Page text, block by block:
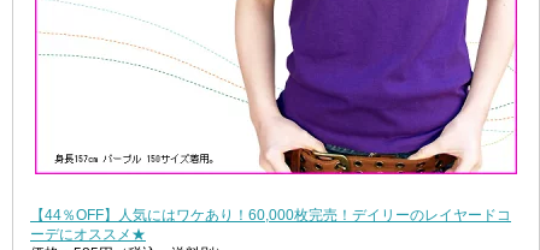
【44％OFF】人気にはワケあり！60,000枚完売！デイリーのレイヤードコ
ーデにオススメ★